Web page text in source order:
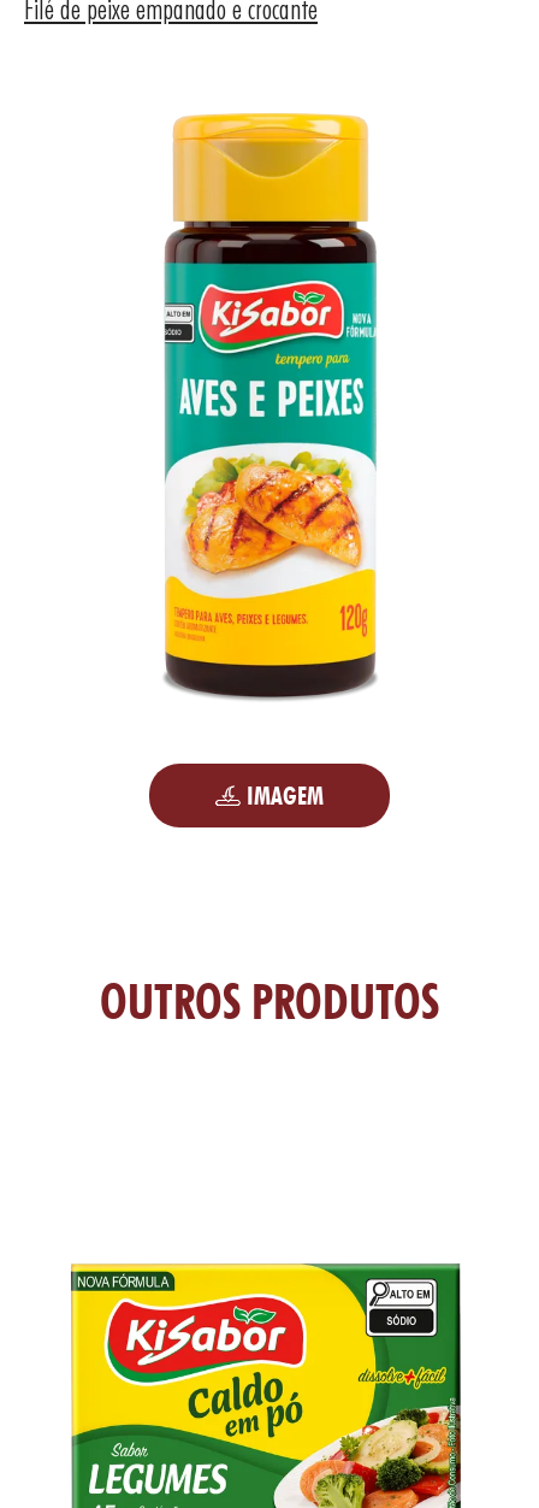
Filé de peixe empanado e crocante
IMAGEM
OUTROS PRODUTOS